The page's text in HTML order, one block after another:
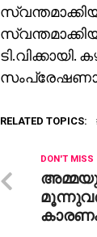
RELATED TOPICS:
DON'T MISS